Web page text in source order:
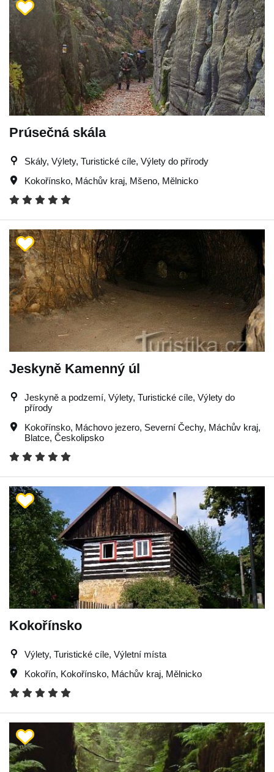
Prúsečná skála
Skály, Výlety, Turistické cíle, Výlety do přírody
Kokořínsko, Máchův kraj, Mšeno, Mělnicko
Jeskyně Kamenný úl
Jeskyně a podzemí, Výlety, Turistické cíle, Výlety do
přírody
Kokořínsko, Máchovo jezero, Severní Čechy, Máchův kraj,
Blatce, Českolipsko
Kokořínsko
Výlety, Turistické cíle, Výletní místa
Kokořín, Kokořínsko, Máchův kraj, Mělnicko